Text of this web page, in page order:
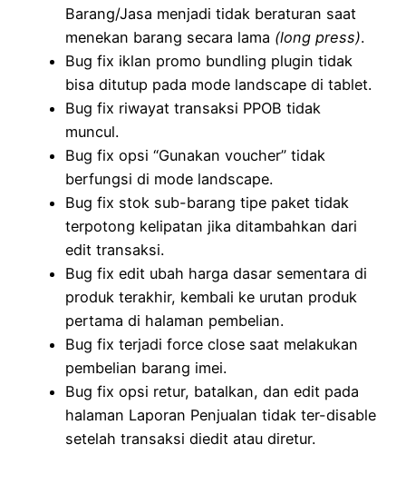
Barang/Jasa menjadi tidak beraturan saat
menekan barang secara lama (long press).
Bug fix iklan promo bundling plugin tidak
bisa ditutup pada mode landscape di tablet.
Bug fix riwayat transaksi PPOB tidak
muncul.
Bug fix opsi “Gunakan voucher” tidak
berfungsi di mode landscape.
Bug fix stok sub-barang tipe paket tidak
terpotong kelipatan jika ditambahkan dari
edit transaksi.
Bug fix edit ubah harga dasar sementara di
produk terakhir, kembali ke urutan produk
pertama di halaman pembelian.
Bug fix terjadi force close saat melakukan
pembelian barang imei.
Bug fix opsi retur, batalkan, dan edit pada
halaman Laporan Penjualan tidak ter-disable
setelah transaksi diedit atau diretur.